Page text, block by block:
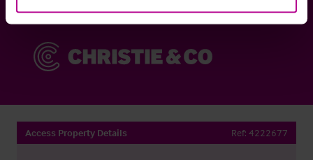
Access Property Details Ref: 4222677